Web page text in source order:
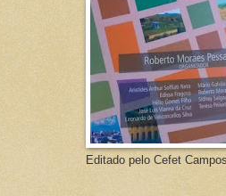
Editado pelo Cefet